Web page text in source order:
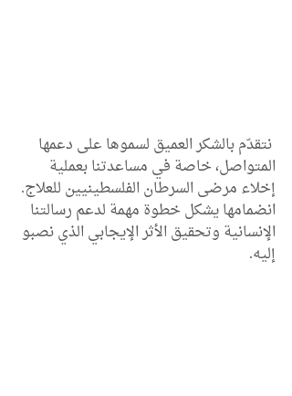
نتقدّم بالشكر العميق لسموها على دعمها
المتواصل، خاصة في مساعدتنا بعملية
إخلاء مرضى السرطان الفلسطينيين للعلاج.
انضمامها يشكل خطوة مهمة لدعم رسالتنا
الإنسانية وتحقيق الأثر الإيجابي الذي نصبو
إليه.